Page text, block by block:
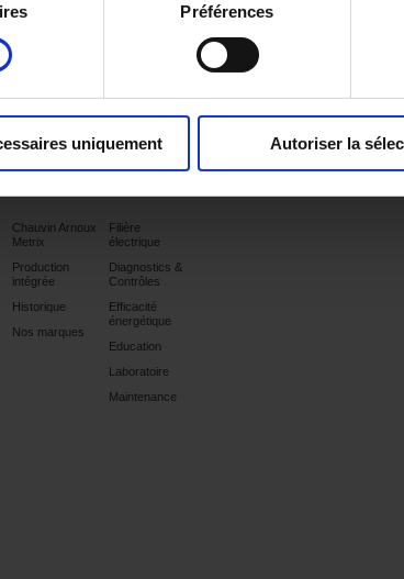
Préférences
uniquement Autoriser la
Tous
selon
Groupe
Chauvin Arnoux
Metrix
Production
intégrée
Historique
Nos marques
Filière
électrique
Diagnostics &
Contrôles
Efficacité
énergétique
Education
Laboratoire
Maintenance